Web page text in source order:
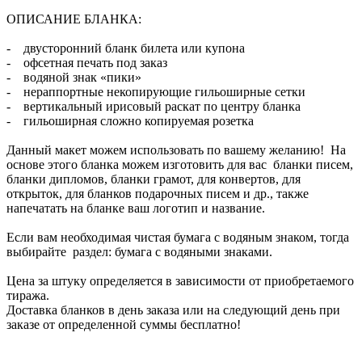
ОПИСАНИЕ БЛАНКА:
- двусторонний бланк билета или купона
- офсетная печать под заказ
- водяной знак «пики»
- нераппортные некопирующие гильоширные сетки
- вертикальный ирисовый раскат по центру бланка
- гильоширная сложно копируемая розетка
Данный макет можем использовать по вашему желанию! На
основе этого бланка можем изготовить для вас бланки писем,
бланки дипломов, бланки грамот, для конвертов, для
открыток, для бланков подарочных писем и др., также
напечатать на бланке ваш логотип и название.
Если вам необходимая чистая бумага с водяным знаком, тогда
выбирайте раздел: бумага с водяными знаками.
Цена за штуку определяется в зависимости от приобретаемого
тиража.
Доставка бланков в день заказа или на следующий день при
заказе от определенной суммы бесплатно!